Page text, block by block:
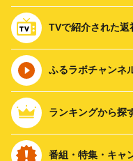
TVで紹介された返
ふるラボチャンネ
ランキングから探
番組・特集・キャ